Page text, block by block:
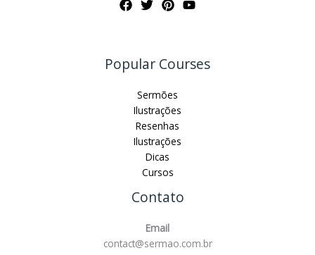
Popular Courses
Sermões
Ilustrações
Resenhas
Ilustrações
Dicas
Cursos
Contato
Email
contact@sermao.com.br